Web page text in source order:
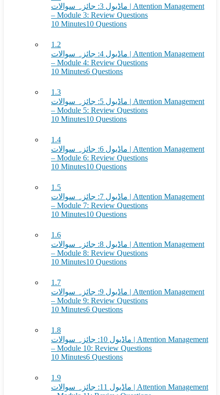
ماڈیول 3: جائزہ سوالات | Attention Management
– Module 3: Review Questions
10 Minutes10 Questions
1.2
ماڈیول 4: جائزہ سوالات | Attention Management
– Module 4: Review Questions
10 Minutes6 Questions
1.3
ماڈیول 5: جائزہ سوالات | Attention Management
– Module 5: Review Questions
10 Minutes10 Questions
1.4
ماڈیول 6: جائزہ سوالات | Attention Management
– Module 6: Review Questions
10 Minutes10 Questions
1.5
ماڈیول 7: جائزہ سوالات | Attention Management
– Module 7: Review Questions
10 Minutes10 Questions
1.6
ماڈیول 8: جائزہ سوالات | Attention Management
– Module 8: Review Questions
10 Minutes10 Questions
1.7
ماڈیول 9: جائزہ سوالات | Attention Management
– Module 9: Review Questions
10 Minutes6 Questions
1.8
ماڈیول 10: جائزہ سوالات | Attention Management
– Module 10: Review Questions
10 Minutes6 Questions
1.9
ماڈیول 11: جائزہ سوالات | Attention Management